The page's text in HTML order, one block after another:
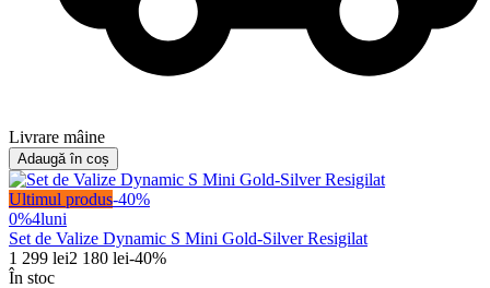
Livrare mâine
Adaugă în coș
Ultimul produs-40%
0%4luni
Set de Valize Dynamic S Mini Gold-Silver Resigilat
1 299 lei2 180 lei-40%
În stoc